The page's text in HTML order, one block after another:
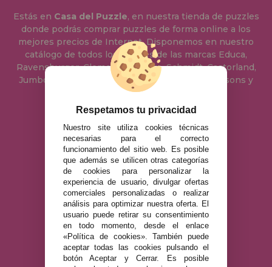
Estás en Casa del Puzzle, en nuestra tienda de puzzles
donde podrás comprar puzzles de forma online a los
mejores precios de Internet. Disponemos en nuestro
catálogo de todos los puzzles de las marcas Educa,
Ravensburger, Clementoni, Heye, Schmidt, Castorland,
Jumbo, Trefl, Piatnik, Anatolian, Art Puzzle, Gibsons y
muchos más.
955 333 133
info@casadelpuzzle.com
Polígono Industrial Recisur
C/ Pie Solo Diez Nave 5 41500
Alcalá de Guadaira Sevilla,
España
AVISO LEGAL
POLÍTICA DE PRIVACIDAD
Respetamos tu privacidad
Nuestro site utiliza cookies técnicas
necesarias para el correcto
funcionamiento del sitio web. Es posible
que además se utilicen otras categorías
de cookies para personalizar la
experiencia de usuario, divulgar ofertas
comerciales personalizadas o realizar
análisis para optimizar nuestra oferta. El
usuario puede retirar su consentimiento
en todo momento, desde el enlace
«Política de cookies». También puede
aceptar todas las cookies pulsando el
botón Aceptar y Cerrar. Es posible